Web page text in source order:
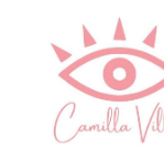
conteúdo